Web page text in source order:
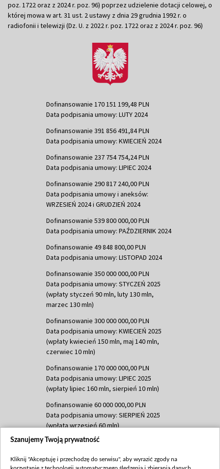
poz. 1722 oraz z 2024 r. poz. 96) poprzez udzielenie dotacji celowej, o
której mowa w art. 31 ust. 2 ustawy z dnia 29 grudnia 1992 r. o
radiofonii i telewizji (Dz. U. z 2022 r. poz. 1722 oraz z 2024 r. poz. 96)
Dofinansowanie 170 151 199,48 PLN
Data podpisania umowy: LUTY 2024
Dofinansowanie 391 856 491,84 PLN
Data podpisania umowy: KWIECIEŃ 2024
Dofinansowanie 237 754 754,24 PLN
Data podpisania umowy: LIPIEC 2024
Dofinansowanie 290 817 240,00 PLN
Data podpisania umowy i aneksów:
WRZESIEŃ 2024 i GRUDZIEŃ 2024
Dofinansowanie 539 800 000,00 PLN
Data podpisania umowy: PAŹDZIERNIK 2024
Dofinansowanie 49 848 800,00 PLN
Data podpisania umowy: LISTOPAD 2024
Dofinansowanie 350 000 000,00 PLN
Data podpisania umowy: STYCZEŃ 2025
(wpłaty styczeń 90 mln, luty 130 mln,
marzec 130 mln)
Dofinansowanie 300 000 000,00 PLN
Data podpisania umowy: KWIECIEŃ 2025
(wpłaty kwiecień 150 mln, maj 140 mln,
czerwiec 10 mln)
Dofinansowanie 170 000 000,00 PLN
Data podpisania umowy: LIPIEC 2025
(wpłaty lipiec 160 mln, sierpień 10 mln)
Dofinansowanie 60 000 000,00 PLN
Data podpisania umowy: SIERPIEŃ 2025
(wpłata wrzesień 60 mln)
Dofinansowanie 635 783 051,21 PLN
(wpłata wrzesień 100 mln, październik 350
Szanujemy Twoją prywatność
Kliknij "Akceptuję i przechodzę do serwisu", aby wyrazić zgody na